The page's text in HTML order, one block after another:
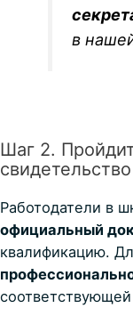
в
Шаг 2.
свидетельство
Работодатели в
официальный
квалификацию.